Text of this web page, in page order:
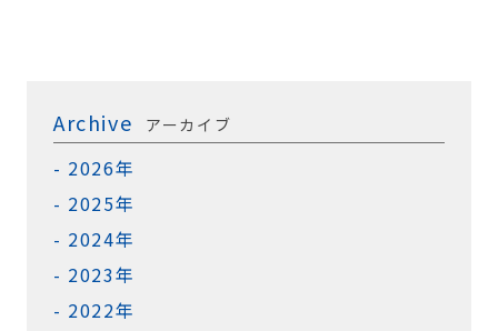
Archive アーカイブ
2026年
2025年
2024年
2023年
2022年